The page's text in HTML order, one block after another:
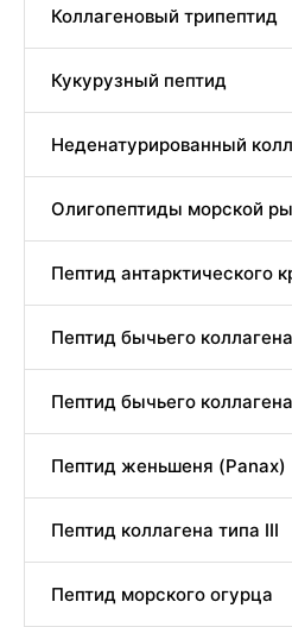
Коллагеновый трипептид
Кукурузный пептид
Неденатурированный
Олигопептиды морской
Пептид антарктического
Пептид бычьего коллагена
Пептид бычьего
Пептид женьшеня (Panax)
Пептид коллагена типа III
Пептид морского огурца